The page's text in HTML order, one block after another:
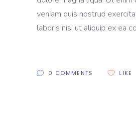
veniam quis nostrud
laboris nisi ut aliquip ex ea
0 COMMENTS LIKE